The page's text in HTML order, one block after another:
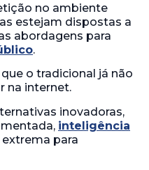
no ambiente
estejam dispostas a
abordagens para
.
o tradicional já não
na internet.
inovadoras,
inteligência
para